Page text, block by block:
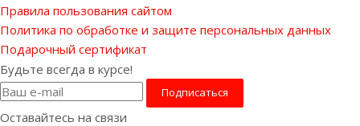
Правила пользования сайтом
Политика по обработке и защите персональных данных
Подарочный сертификат
Будьте всегда в курсе!
Оставайтесь на связи